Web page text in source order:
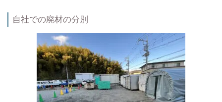
自社での廃材の分別